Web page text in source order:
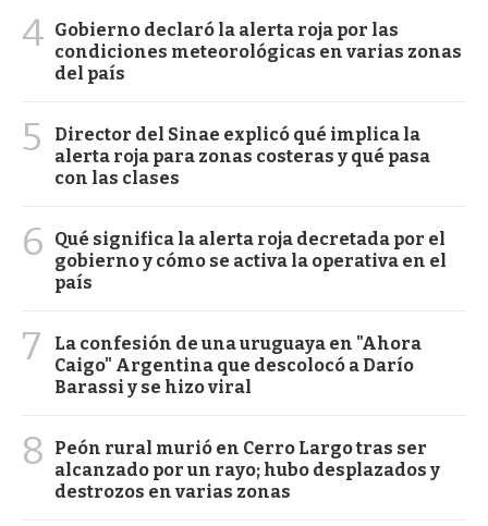
4 Gobierno declaró la alerta roja por las
condiciones meteorológicas en varias zonas
del país
5
Director del Sinae explicó qué implica la
alerta roja para zonas costeras y qué pasa
con las clases
6
Qué significa la alerta roja decretada por el
gobierno y cómo se activa la operativa en el
país
7
La confesión de una uruguaya en "Ahora
Caigo" Argentina que descolocó a Darío
Barassi y se hizo viral
8
Peón rural murió en Cerro Largo tras ser
alcanzado por un rayo; hubo desplazados y
destrozos en varias zonas